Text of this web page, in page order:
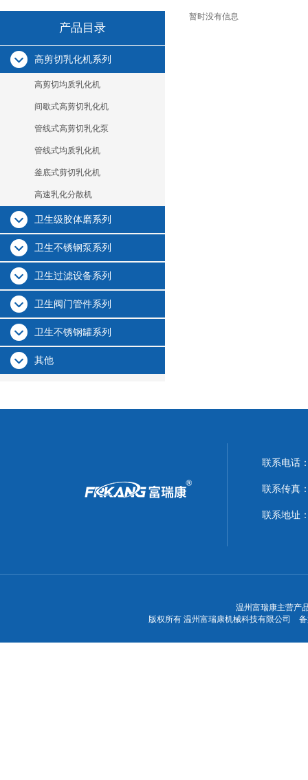
产品目录
高剪切乳化机系列
高剪切均质乳化机
间歇式高剪切乳化机
管线式高剪切乳化泵
管线式均质乳化机
釜底式剪切乳化机
高速乳化分散机
卫生级胶体磨系列
卫生不锈钢泵系列
卫生过滤设备系列
卫生阀门管件系列
卫生不锈钢罐系列
其他
暂时没有信息
联系电话
联系传真
联系地址
温州富瑞康主营产
版权所有 温州富瑞康机械科技有限公司